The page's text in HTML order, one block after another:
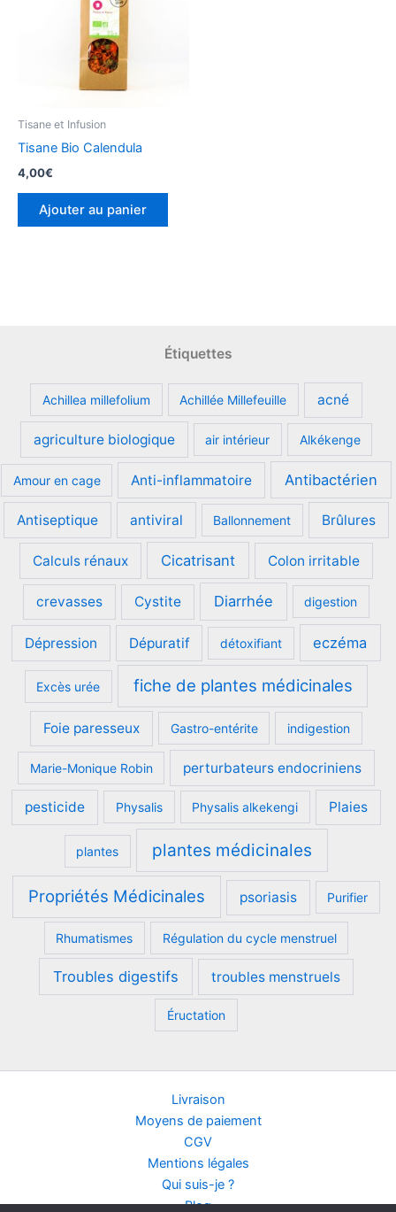
Tisane et Infusion
Tisane Bio Calendula
4,00€
Ajouter au panier
Étiquettes
Achillea millefolium Achillée Millefeuille acné
agriculture biologique air intérieur Alkékenge
Amour en cage Anti-inflammatoire Antibactérien
Antiseptique antiviral Ballonnement Brûlures
Calculs rénaux Cicatrisant Colon irritable
crevasses Cystite Diarrhée digestion
Dépression Dépuratif détoxifiant eczéma
Excès urée fiche de plantes médicinales
Foie paresseux Gastro-entérite indigestion
Marie-Monique Robin perturbateurs endocriniens
pesticide Physalis Physalis alkekengi Plaies
plantes plantes médicinales
Propriétés Médicinales psoriasis Purifier
Rhumatismes Régulation du cycle menstruel
Troubles digestifs troubles menstruels
Éructation
Livraison
Moyens de paiement
CGV
Mentions légales
Qui suis-je ?
Blog